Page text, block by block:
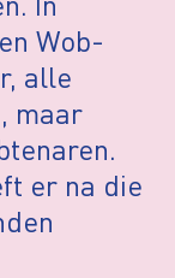
Wob-
alle
maar
er na die